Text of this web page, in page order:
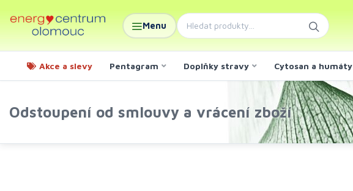
Menu
Akce a slevy Pentagram Doplňky stravy Cytosan a humáty
Odstoupení od smlouvy a vrácení zboží